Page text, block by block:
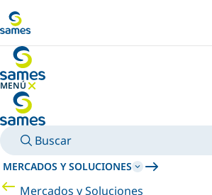
MENÚ
OCULTAR MENÚ
Buscar
MERCADOS Y SOLUCIONES
Mercados y Soluciones